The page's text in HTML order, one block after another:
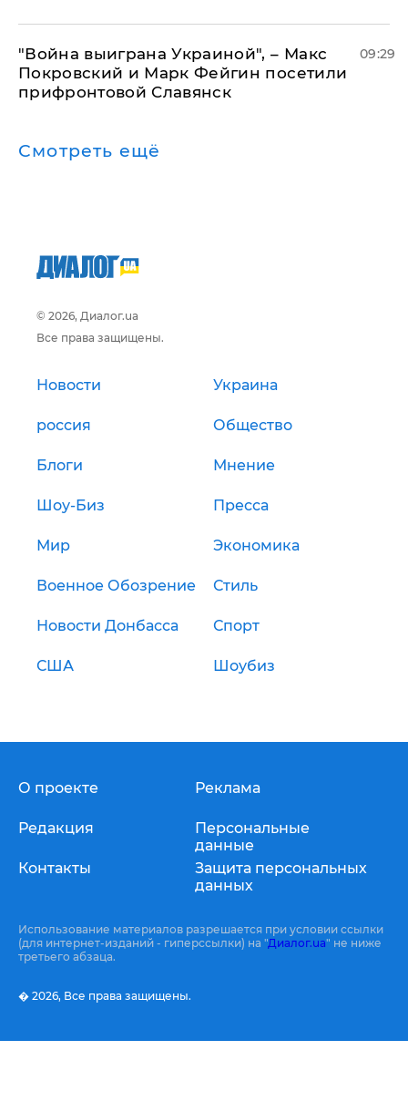
"Война выиграна Украиной", – Макс
Покровский и Марк Фейгин посетили
прифронтовой Славянск
09:29
Смотреть ещё
© 2026, Диалог.ua
Все права защищены.
Новости Украина
россия Общество
Блоги Мнение
Шоу-Биз Пресса
Мир Экономика
Военное Обозрение Стиль
Новости Донбасса Спорт
США Шоубиз
О проекте
Редакция
Контакты
Реклама
Персональные
данные
Защита персональных
данных
Использование материалов разрешается при условии ссылки
(для интернет-изданий - гиперссылки) на "Диалог.ua" не ниже
третьего абзаца.
� 2026, Все права защищены.